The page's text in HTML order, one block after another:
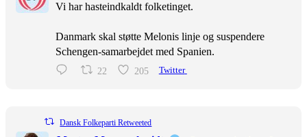
Vi har hasteindkaldt folketinget.
Danmark skal støtte Melonis linje og suspendere
Schengen-samarbejdet med Spanien.
22 205 Twitter
Dansk Folkeparti Retweeted